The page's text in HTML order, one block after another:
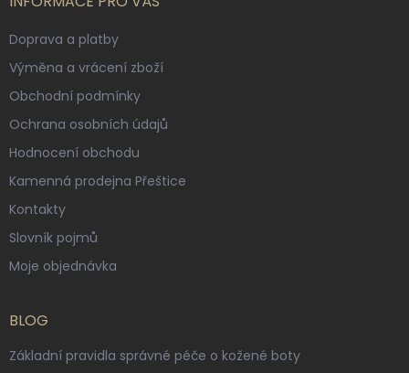
Doprava a platby
Výměna a vrácení zboží
Obchodní podmínky
Ochrana osobních údajů
Hodnocení obchodu
Kamenná prodejna Přeštice
Kontakty
Slovník pojmů
Moje objednávka
BLOG
Základní pravidla správné péče o kožené boty